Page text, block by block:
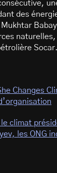
des
Socar.
Changes
climat
les ONG